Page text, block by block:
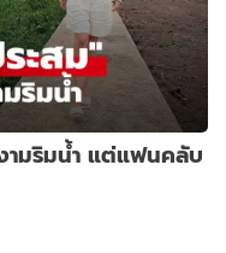
มริมน้ำ แต่แฟนคลับ